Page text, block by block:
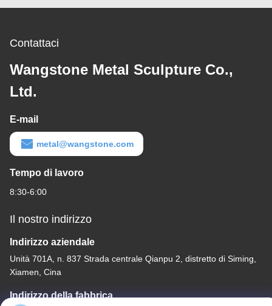
Contattaci
Wangstone Metal Sculpture Co.,
Ltd.
E-mail
metal@wangstone.com
Tempo di lavoro
8:30-6:00
Il nostro indirizzo
Indirizzo aziendale
Unità 701A, n. 837 Strada centrale Qianpu 2, distretto di Siming,
Xiamen, Cina
Indirizzo della fabbrica